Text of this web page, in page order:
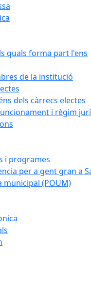
quals forma part l'ens
de la institució
dels càrrecs electes
i règim
i programes
per a gent gran a
municipal (POUM)